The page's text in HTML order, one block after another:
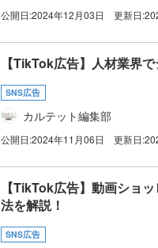
公開日:2024年12月03日 更新日:
【TikTok広告】人材業界
SNS広告
カルテット編集部
公開日:2024年11月06日 更新日:
【TikTok広告】動画ショ
法を解説！
SNS広告